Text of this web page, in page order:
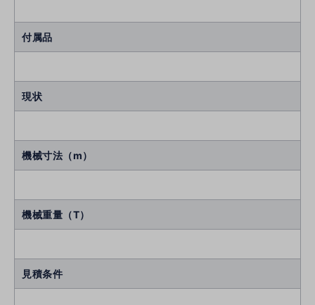
付属品
現状
機械寸法（m）
機械重量（T）
見積条件